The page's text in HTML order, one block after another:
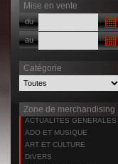
Mise en vente
du
au
Catégorie
Zone de merchandising
ACTUALITES GENERALES
ADO ET MUSIQUE
ART ET CULTURE
DIVERS